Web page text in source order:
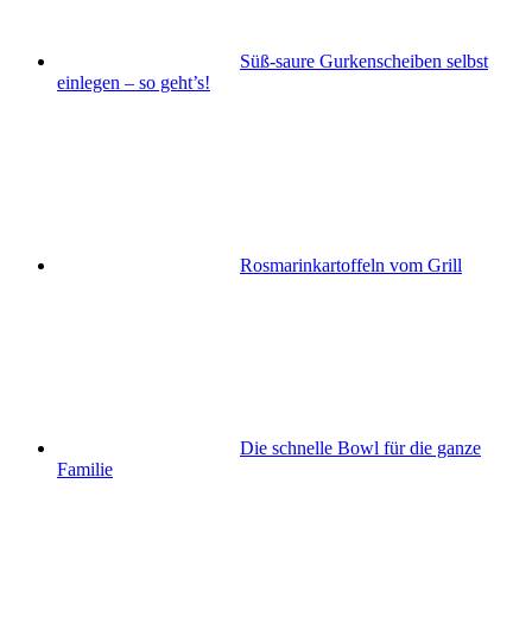
Süß-saure Gurkenscheiben selbst
einlegen – so geht’s!
Rosmarinkartoffeln vom Grill
Die schnelle Bowl für die ganze
Familie